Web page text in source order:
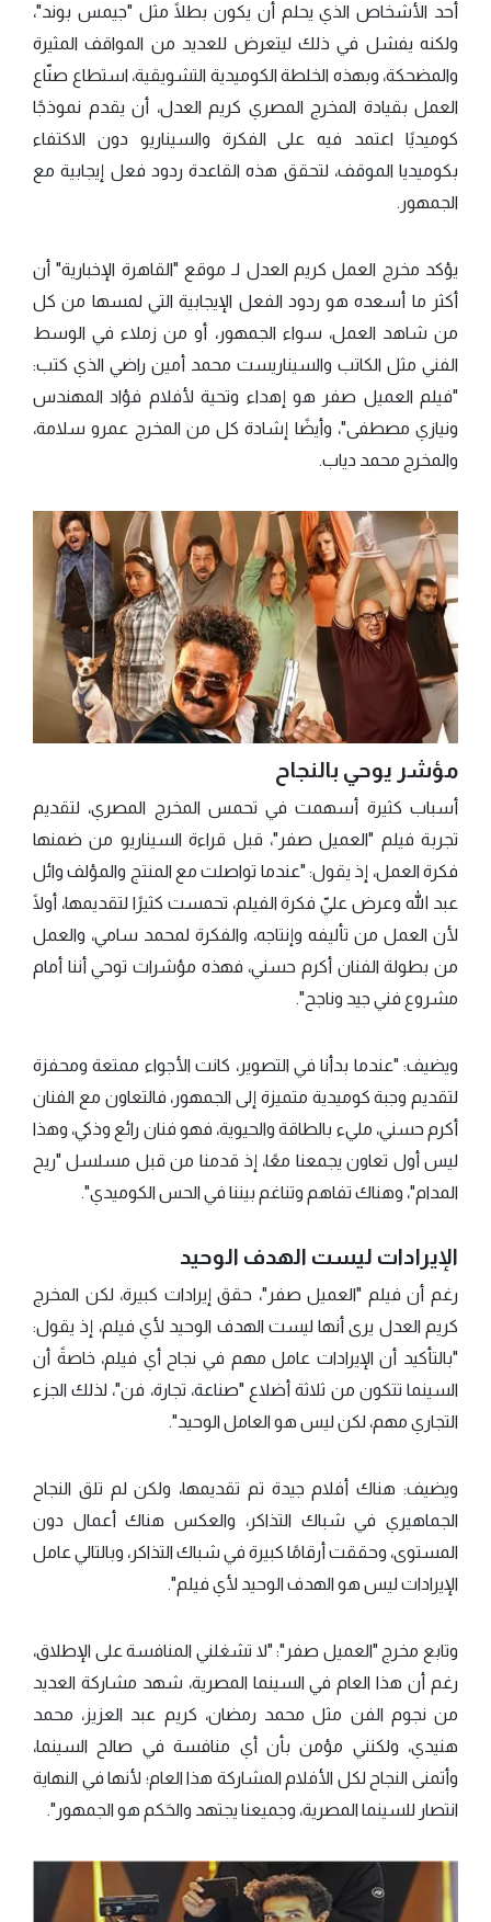
أحد الأشخاص الذي يحلم أن يكون بطلًا مثل "جيمس بوند"،
ولكنه يفشل في ذلك ليتعرض للعديد من المواقف المثيرة
والمضحكة، وبهذه الخلطة الكوميدية التشويقية، استطاع صنّاع
العمل بقيادة المخرج المصري كريم العدل، أن يقدم نموذجًا
كوميديًا اعتمد فيه على الفكرة والسيناريو دون الاكتفاء
بكوميديا الموقف، لتحقق هذه القاعدة ردود فعل إيجابية مع
الجمهور.
يؤكد مخرج العمل كريم العدل لـ موقع "القاهرة الإخبارية" أن
أكثر ما أسعده هو ردود الفعل الإيجابية التي لمسها من كل
من شاهد العمل، سواء الجمهور، أو من زملاء في الوسط
الفني مثل الكاتب والسيناريست محمد أمين راضي الذي كتب:
"فيلم العميل صفر هو إهداء وتحية لأفلام فؤاد المهندس
ونيازي مصطفى"، وأيضًا إشادة كل من المخرج عمرو سلامة،
والمخرج محمد دياب.
مؤشر يوحي بالنجاح
أسباب كثيرة أسهمت في تحمس المخرج المصري، لتقديم
تجربة فيلم "العميل صفر"، قبل قراءة السيناريو من ضمنها
فكرة العمل، إذ يقول: "عندما تواصلت مع المنتج والمؤلف وائل
عبد الله وعرض عليّ فكرة الفيلم، تحمست كثيرًا لتقديمها، أولًا
لأن العمل من تأليفه وإنتاجه، والفكرة لمحمد سامي، والعمل
من بطولة الفنان أكرم حسني، فهذه مؤشرات توحي أننا أمام
مشروع فني جيد وناجح".
ويضيف: "عندما بدأنا في التصوير، كانت الأجواء ممتعة ومحفزة
لتقديم وجبة كوميدية متميزة إلى الجمهور، فالتعاون مع الفنان
أكرم حسني، مليء بالطاقة والحيوية، فهو فنان رائع وذكي، وهذا
ليس أول تعاون يجمعنا معًا، إذ قدمنا من قبل مسلسل "ريح
المدام"، وهناك تفاهم وتناغم بيننا في الحس الكوميدي".
الإيرادات ليست الهدف الوحيد
رغم أن فيلم "العميل صفر"، حقق إيرادات كبيرة، لكن المخرج
كريم العدل يرى أنها ليست الهدف الوحيد لأي فيلم، إذ يقول:
"بالتأكيد أن الإيرادات عامل مهم في نجاح أي فيلم، خاصةً أن
السينما تتكون من ثلاثة أضلاع "صناعة، تجارة، فن"، لذلك الجزء
التجاري مهم، لكن ليس هو العامل الوحيد".
ويضيف: هناك أفلام جيدة تم تقديمها، ولكن لم تلق النجاح
الجماهيري في شباك التذاكر، والعكس هناك أعمال دون
المستوى، وحققت أرقامًا كبيرة في شباك التذاكر، وبالتالي عامل
الإيرادات ليس هو الهدف الوحيد لأي فيلم".
وتابع مخرج "العميل صفر": "لا تشغلني المنافسة على الإطلاق،
رغم أن هذا العام في السينما المصرية، شهد مشاركة العديد
من نجوم الفن مثل محمد رمضان، كريم عبد العزيز، محمد
هنيدي، ولكنني مؤمن بأن أي منافسة في صالح السينما،
وأتمنى النجاح لكل الأفلام المشاركة هذا العام؛ لأنها في النهاية
انتصار للسينما المصرية، وجميعنا يجتهد والحَكم هو الجمهور".